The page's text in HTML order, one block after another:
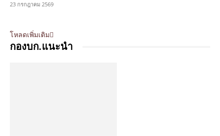
23 กรกฎาคม 2569
โหลดเพิ่มเติม
กองบก.แนะนำ